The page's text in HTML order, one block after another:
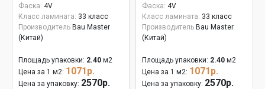
Фаска: 4V
Класс ламината: 33 класс
Производитель Bau Master
(Китай)
Площадь упаковки: 2.40 м2
Цена за 1 м2: 1071р.
Цена за упаковку: 2570р.
Фаска: 4V
Класс ламината: 33 класс
Производитель Bau Master
(Китай)
Площадь упаковки: 2.40 м2
Цена за 1 м2: 1071р.
Цена за упаковку: 2570р.